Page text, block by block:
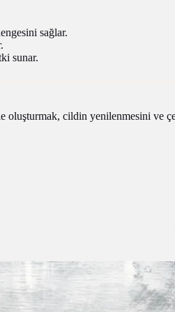
sağlar.
sunar.
oluşturmak, cildin yenilenmesini ve